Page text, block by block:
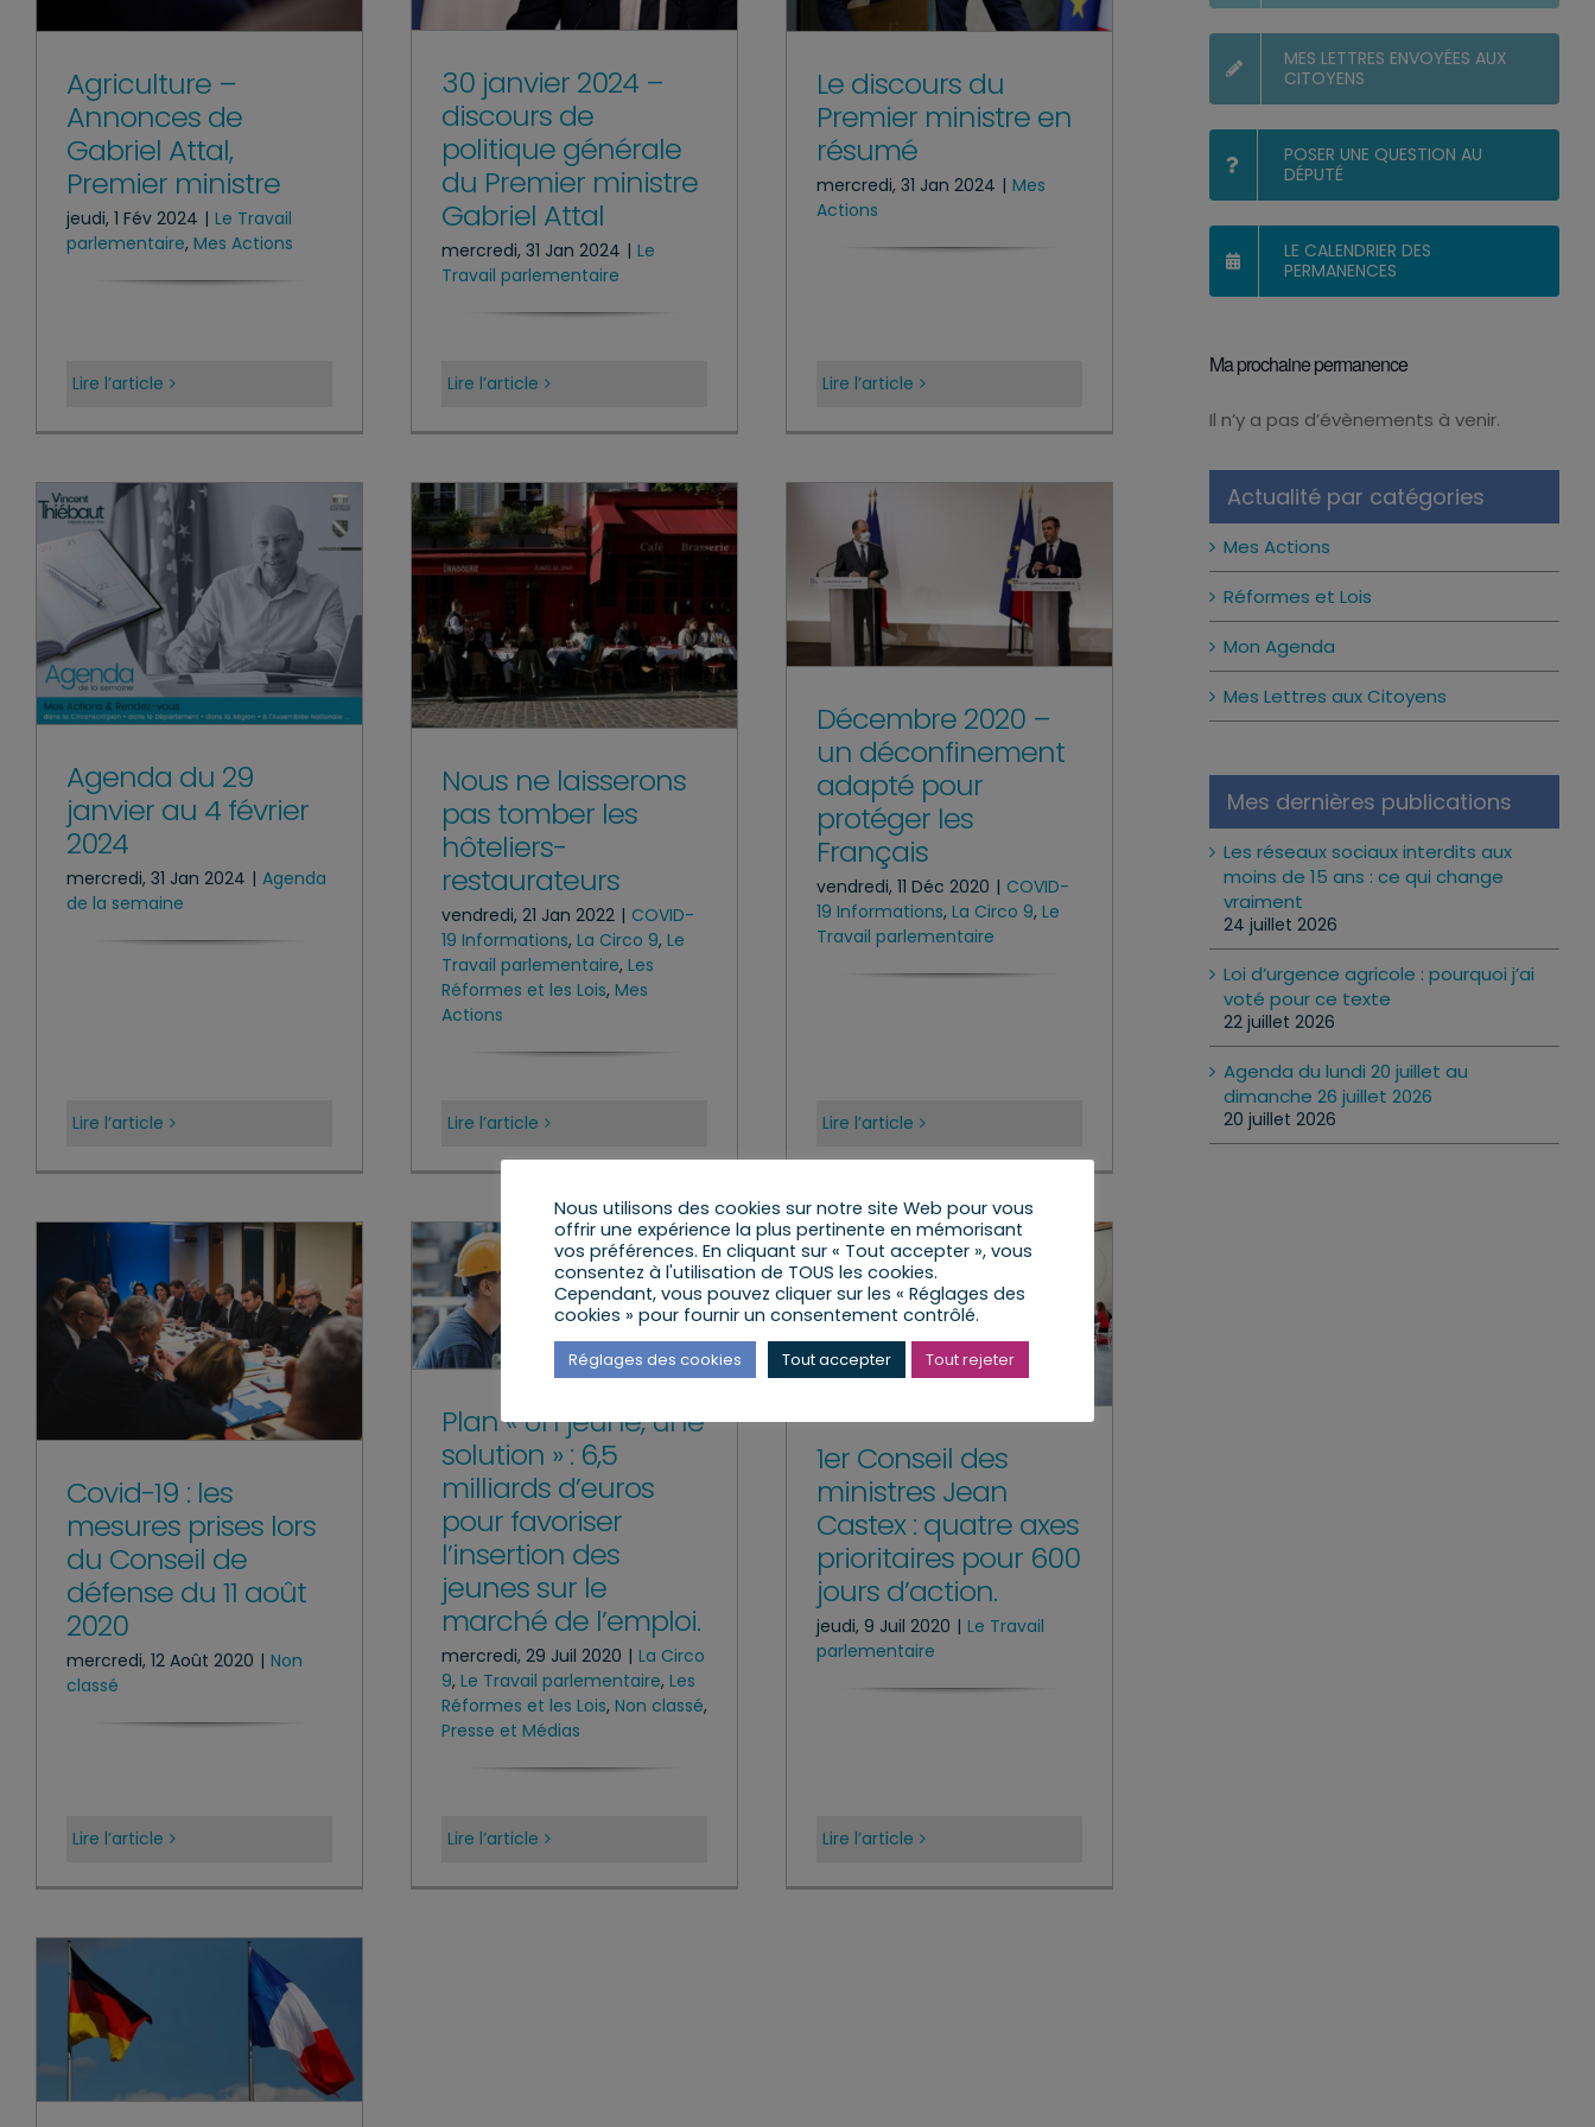
Agriculture –
Annonces de
Gabriel Attal,
Premier ministre
jeudi, 1 Fév 2024 | Le Travail
parlementaire, Mes Actions
Lire l’article
30 janvier 2024 –
discours de
politique générale
du Premier ministre
Gabriel Attal
mercredi, 31 Jan 2024 | Le
Travail parlementaire
Lire l’article
Le discours du
Premier ministre en
résumé
mercredi, 31 Jan 2024 | Mes
Actions
Lire l’article
Agenda du 29
janvier au 4 février
2024
mercredi, 31 Jan 2024 | Agenda
de la semaine
Lire l’article
Nous ne laisserons
pas tomber les
hôteliers-
restaurateurs
vendredi, 21 Jan 2022 | COVID-
19 Informations, La Circo 9, Le
Travail parlementaire, Les
Réformes et les Lois, Mes
Actions
Lire l’article
Décembre 2020 –
un déconfinement
adapté pour
protéger les
Français
vendredi, 11 Déc 2020 | COVID-
19 Informations, La Circo 9, Le
Travail parlementaire
Lire l’article
Covid-19 : les
mesures prises lors
du Conseil de
défense du 11 août
2020
mercredi, 12 Août 2020 | Non
classé
Lire l’article
Plan « Un jeune, une
solution » : 6,5
milliards d’euros
pour favoriser
l’insertion des
jeunes sur le
marché de l’emploi.
mercredi, 29 Juil 2020 | La Circo
9, Le Travail parlementaire, Les
Réformes et les Lois, Non classé,
Presse et Médias
Lire l’article
1er Conseil des
ministres Jean
Castex : quatre axes
prioritaires pour 600
jours d’action.
jeudi, 9 Juil 2020 | Le Travail
parlementaire
Lire l’article
MES LETTRES ENVOYÉES AUX
CITOYENS
POSER UNE QUESTION AU
DÉPUTÉ
LE CALENDRIER DES
PERMANENCES
Ma prochaine permanence
Notice
Il n’y a pas d’évènements à venir.
Actualité par catégories
Mes Actions
Réformes et Lois
Mon Agenda
Mes Lettres aux Citoyens
Mes dernières publications
Les réseaux sociaux interdits aux
moins de 15 ans : ce qui change
vraiment
24 juillet 2026
Loi d’urgence agricole : pourquoi j’ai
voté pour ce texte
22 juillet 2026
Agenda du lundi 20 juillet au
dimanche 26 juillet 2026
20 juillet 2026
Nous utilisons des cookies sur notre site Web pour vous
offrir une expérience la plus pertinente en mémorisant
vos préférences. En cliquant sur « Tout accepter », vous
consentez à l'utilisation de TOUS les cookies.
Cependant, vous pouvez cliquer sur les « Réglages des
cookies » pour fournir un consentement contrôlé.
Réglages des cookies Tout accepter Tout rejeter